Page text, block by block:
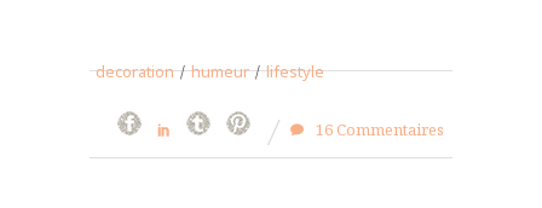
decoration / humeur / lifestyle
16 Commentaires